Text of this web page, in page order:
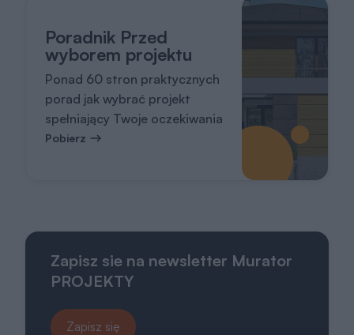
Poradnik Przed
wyborem projektu
Ponad 60 stron praktycznych
porad jak wybrać projekt
spełniający Twoje oczekiwania
Pobierz
Zapisz sie na newsletter Murator
PROJEKTY
Zapisz się